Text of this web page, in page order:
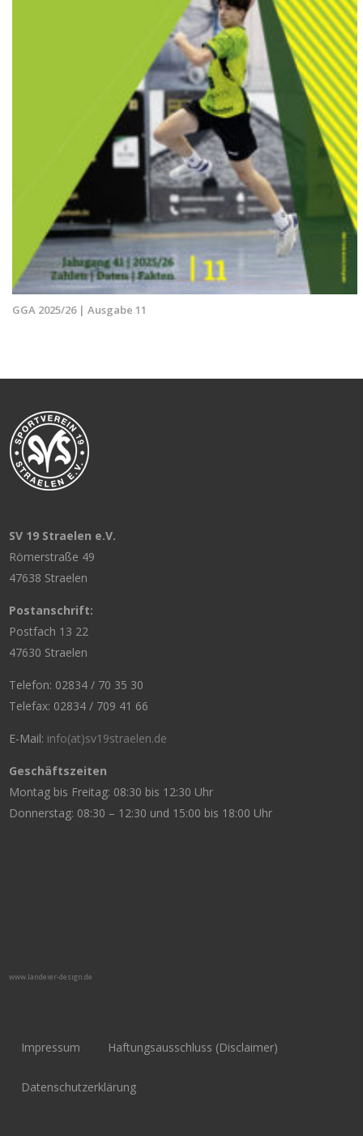
GGA 2025/26 | Ausgabe 11
SV 19 Straelen e.V.
Römerstraße 49
47638 Straelen
Postanschrift:
Postfach 13 22
47630 Straelen
Telefon: 02834 / 70 35 30
Telefax: 02834 / 709 41 66
E-Mail: info(at)sv19straelen.de
Geschäftszeiten
Montag bis Freitag: 08:30 bis 12:30 Uhr
Donnerstag: 08:30 – 12:30 und 15:00 bis 18:00 Uhr
www.landeier-design.de
Impressum Haftungsausschluss (Disclaimer)
Datenschutzerklärung